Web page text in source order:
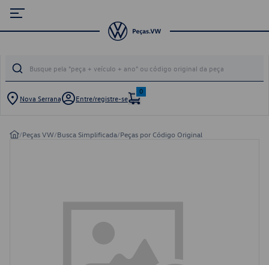
Nova Serrana Entre/registre-se
0
/Peças VW/Busca Simplificada/Peças por Código Original